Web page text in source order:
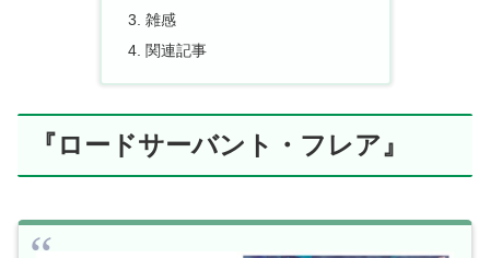
雑感
関連記事
『ロードサーバント・フレア』